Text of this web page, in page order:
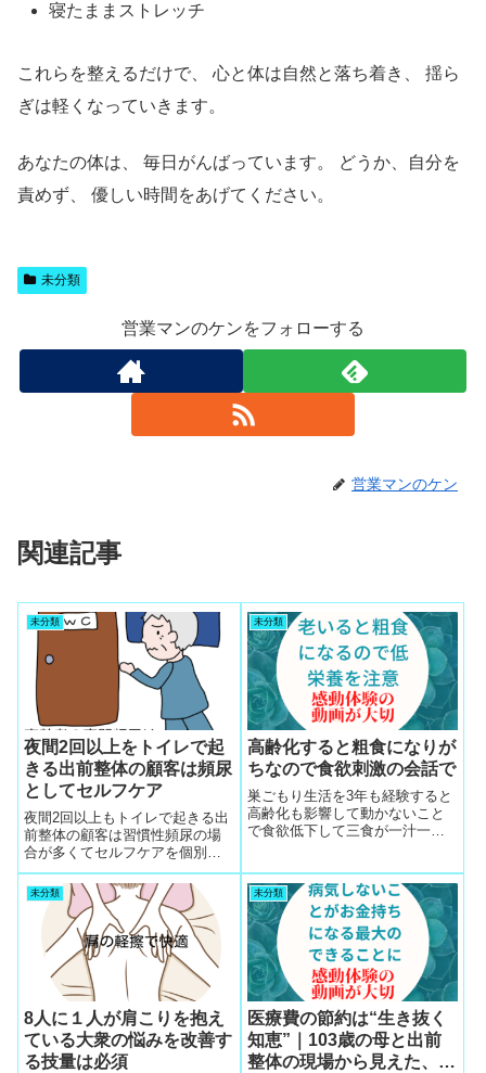
寝たままストレッチ
これらを整えるだけで、 心と体は自然と落ち着き、 揺ら
ぎは軽くなっていきます。
あなたの体は、 毎日がんばっています。 どうか、自分を
責めず、 優しい時間をあげてください。
未分類
営業マンのケンをフォローする
営業マンのケン
関連記事
未分類
夜間2回以上をトイレで起
きる出前整体の顧客は頻尿
としてセルフケア
夜間2回以上もトイレで起きる出
前整体の顧客は習慣性頻尿の場
合が多くてセルフケアを個別に
丁寧に寄り添いサポートしま
す。夜間頻尿の患者数は4,500万
人で80歳代で90％の人が夜間頻
尿で困っているデータなので、
夜間頻尿の改善は整体のハウツ
ー化に
未分類
高齢化すると粗食になりが
ちなので食欲刺激の会話で
巣ごもり生活を3年も経験すると
高齢化も影響して動かないこと
で食欲低下して三食が一汁一菜
知らずのサポートを
未分類
8人に１人が肩こりを抱え
ている大衆の悩みを改善す
る技量は必須
未分類
医療費の節約は“生き抜く
知恵”｜103歳の母と出前
整体の現場から見えた、物